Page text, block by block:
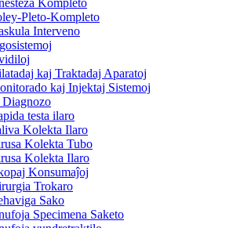
Kompleto
Pleto-Kompleto
Interveno
kaj Traktadaj Aparatoj
kaj Injektaj Sistemoj
testa ilaro
Kolekta Ilaro
Kolekta Tubo
Kolekta Ilaro
Konsumaĵoj
Trokaro
Sako
Specimena Saketo